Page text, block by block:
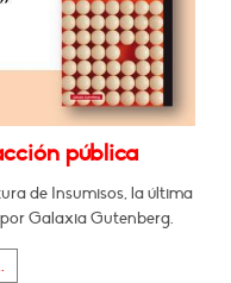
pública
de Insumisos, la última
Galaxia Gutenberg.